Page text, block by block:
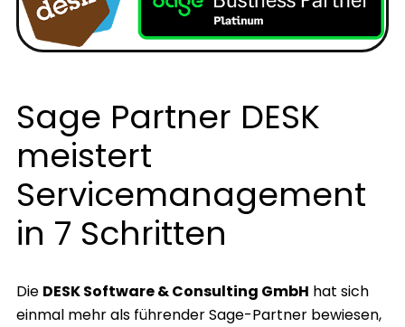
Sage Partner DESK
meistert
Servicemanagement
in 7 Schritten
Die DESK Software & Consulting GmbH hat sich
einmal mehr als führender Sage-Partner bewiesen,